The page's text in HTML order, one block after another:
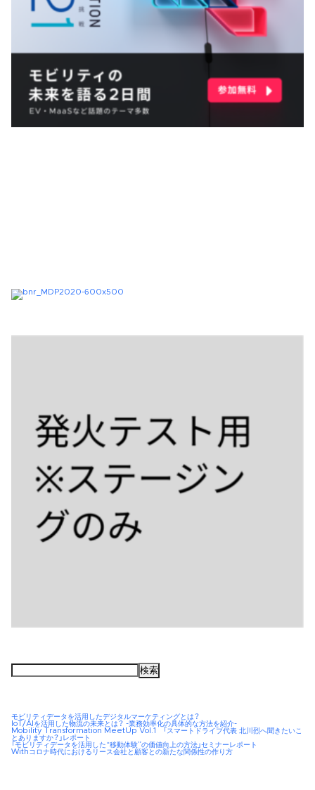
検
モビリティデータを活用したデジタルマーケティングとは？
IoT/AIを活用した物流の未来とは？ -業務効率化の具体的な方法を紹介-
Mobility Transformation MeetUp Vol.1 「スマートドライブ代表 北川烈へ聞きたいこ
とありますか？」レポート
「モビリティデータを活用した“移動体験”の価値向上の方法」セミナーレポート
Withコロナ時代におけるリース会社と顧客との新たな関係性の作り方